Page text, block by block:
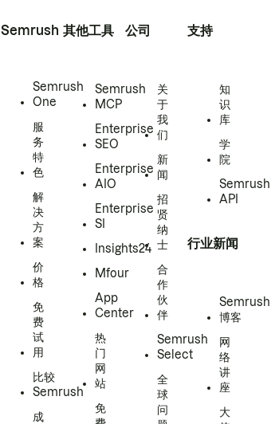
Semrush
Semrush
One
服
务
特
色
解
决
方
案
价
格
免
费
试
用
比较
Semrush
成
其他工具
Semrush
MCP
Enterprise
SEO
Enterprise
AIO
Enterprise
SI
Insights24
Mfour
App
Center
热
门
网
站
免
公司
关
于
我
们
新
闻
招
贤
纳
士
合
作
伙
伴
Semrush
Select
全
球
问
支持
知
识
库
学
院
Semrush
API
行业新闻
Semrush
博客
网
络
讲
座
大